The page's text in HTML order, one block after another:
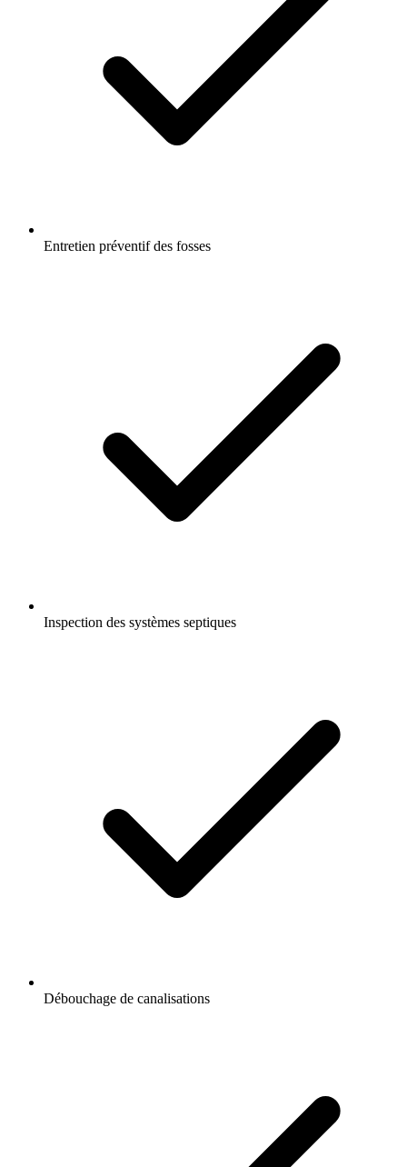
Entretien préventif des fosses
Inspection des systèmes septiques
Débouchage de canalisations